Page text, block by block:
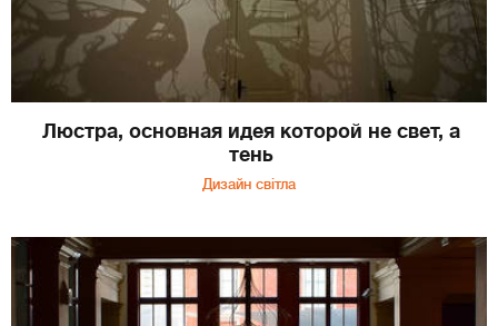
Люстра, основная идея которой не свет, а
тень
Дизайн світла